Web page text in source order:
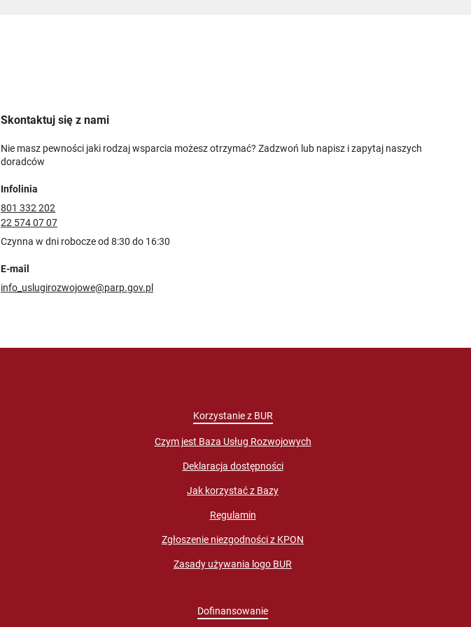
Skontaktuj się z nami
Nie masz pewności jaki rodzaj wsparcia możesz otrzymać? Zadzwoń lub napisz i zapytaj naszych
doradców
Infolinia
801 332 202
22 574 07 07
Czynna w dni robocze od 8:30 do 16:30
E-mail
info_uslugirozwojowe@parp.gov.pl
Korzystanie z BUR
Czym jest Baza Usług Rozwojowych
Deklaracja dostępności
Jak korzystać z Bazy
Regulamin
Zgłoszenie niezgodności z KPON
Zasady używania logo BUR
Dofinansowanie